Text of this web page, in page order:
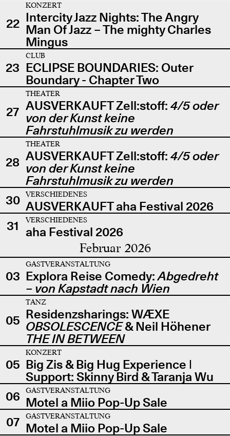
22
KONZERT
Intercity Jazz Nights: The Angry
Man Of Jazz – The mighty Charles
Mingus
23
CLUB
ECLIPSE BOUNDARIES: Outer
Boundary - Chapter Two
27
THEATER
AUSVERKAUFT Zell:stoff: 4/5 oder
von der Kunst keine
Fahrstuhlmusik zu werden
28
THEATER
AUSVERKAUFT Zell:stoff: 4/5 oder
von der Kunst keine
Fahrstuhlmusik zu werden
30
VERSCHIEDENES
AUSVERKAUFT aha Festival 2026
31
VERSCHIEDENES
aha Festival 2026
Februar 2026
03
GASTVERANSTALTUNG
Explora Reise Comedy:Abgedreht
– von Kapstadt nach Wien
05
TANZ
Residenzsharings: WÆXE
OBSOLESCENCE& Neil Höhener
THE IN BETWEEN
05
KONZERT
Big Zis & Big Hug Experience |
Support: Skinny Bird & Taranja Wu
06
GASTVERANSTALTUNG
Motel a Miio Pop-Up Sale
07
GASTVERANSTALTUNG
Motel a Miio Pop-Up Sale